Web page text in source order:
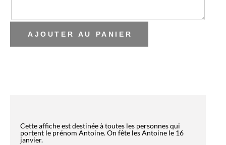
AJOUTER AU PANIER
Cette affiche est destinée à toutes les personnes qui
portent le prénom Antoine. On fête les Antoine le 16
janvier.